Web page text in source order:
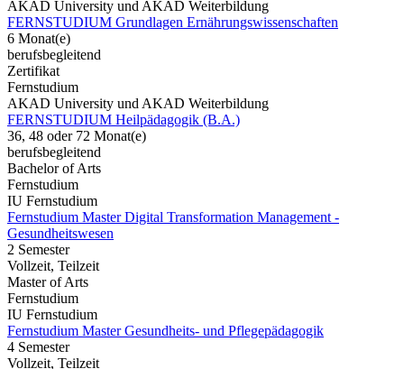
AKAD University und AKAD Weiterbildung
FERNSTUDIUM Grundlagen Ernährungswissenschaften
6 Monat(e)
berufsbegleitend
Zertifikat
Fernstudium
AKAD University und AKAD Weiterbildung
FERNSTUDIUM Heilpädagogik (B.A.)
36, 48 oder 72 Monat(e)
berufsbegleitend
Bachelor of Arts
Fernstudium
IU Fernstudium
Fernstudium Master Digital Transformation Management -
Gesundheitswesen
2 Semester
Vollzeit, Teilzeit
Master of Arts
Fernstudium
IU Fernstudium
Fernstudium Master Gesundheits- und Pflegepädagogik
4 Semester
Vollzeit, Teilzeit